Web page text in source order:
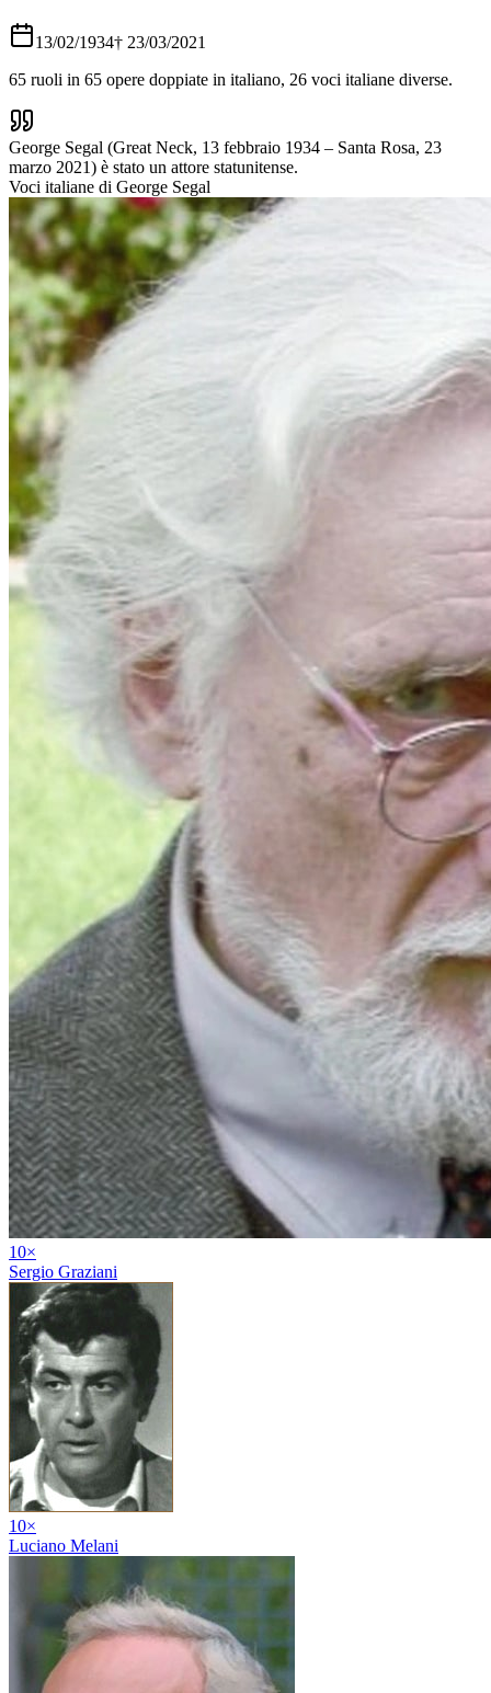
13/02/1934† 23/03/2021
65 ruoli in 65 opere doppiate in italiano, 26 voci italiane diverse.
George Segal (Great Neck, 13 febbraio 1934 – Santa Rosa, 23
marzo 2021) è stato un attore statunitense.
Voci italiane di George Segal
10×
Sergio Graziani
10×
Luciano Melani